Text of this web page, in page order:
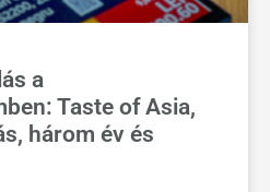
a
Taste of Asia,
három év és